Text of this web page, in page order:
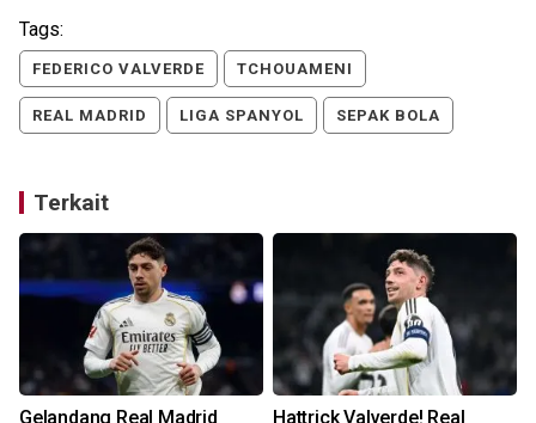
Tags:
FEDERICO VALVERDE TCHOUAMENI
REAL MADRID LIGA SPANYOL SEPAK BOLA
Terkait
Gelandang Real Madrid
Hattrick Valverde! Real